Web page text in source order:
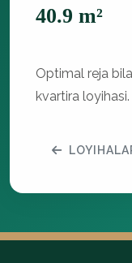
40.9 m²
Optimal reja
kvartira loyihasi.